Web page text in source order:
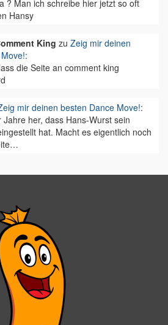
? Man ich schreibe hier jetzt so oft
Hansy
King zu Zeig mir deinen
:
die Seite an comment king
mir deinen besten Dance Move!:
Jahre her, dass Hans-Wurst sein
hat. Macht es eigentlich noch